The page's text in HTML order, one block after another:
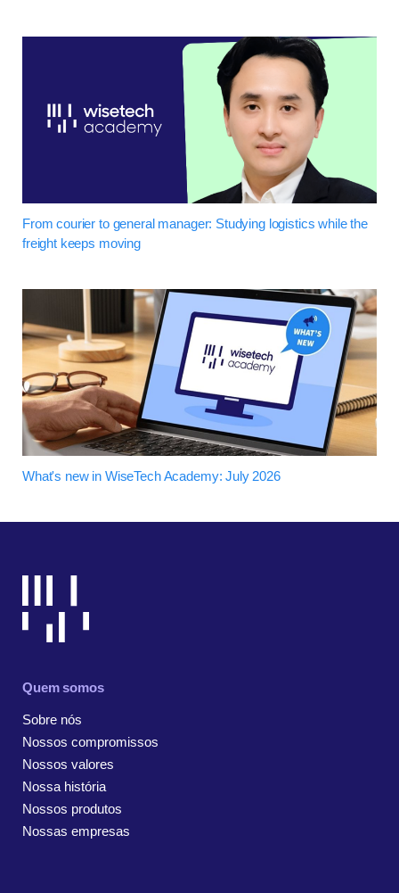
From courier to general manager: Studying logistics while the
freight keeps moving
What's new in WiseTech Academy: July 2026
Quem somos
Sobre nós
Nossos compromissos
Nossos valores
Nossa história
Nossos produtos
Nossas empresas